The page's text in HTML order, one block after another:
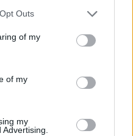
Outs
of my
of my
my
| Esim for Spain|Esim